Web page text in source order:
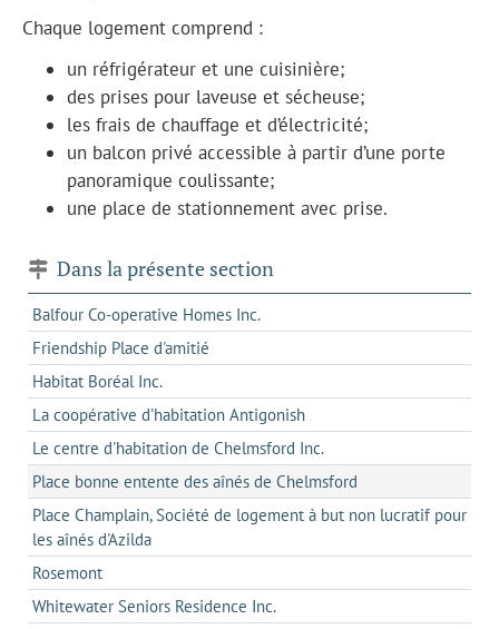
Chaque logement comprend :
un réfrigérateur et une cuisinière;
des prises pour laveuse et sécheuse;
les frais de chauffage et d’électricité;
un balcon privé accessible à partir d’une porte
panoramique coulissante;
une place de stationnement avec prise.
Dans la présente section
Balfour Co-operative Homes Inc.
Friendship Place d'amitié
Habitat Boréal Inc.
La coopérative d'habitation Antigonish
Le centre d'habitation de Chelmsford Inc.
Place bonne entente des aînés de Chelmsford
Place Champlain, Société de logement à but non lucratif pour
les aînés d'Azilda
Rosemont
Whitewater Seniors Residence Inc.